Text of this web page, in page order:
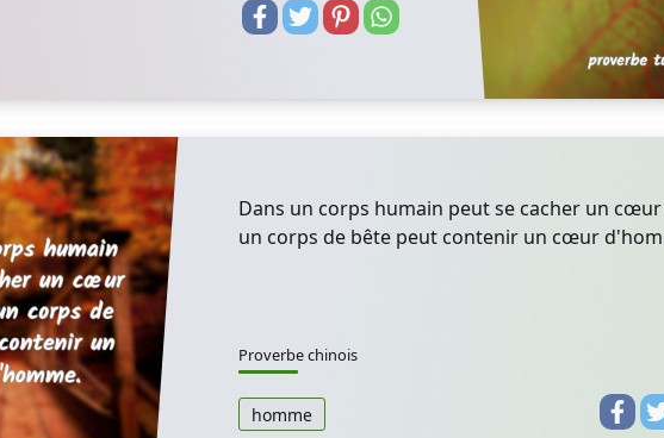
Dans un corps humain peut se cacher un cœur
un corps de bête peut contenir un cœur
Proverbe chinois
homme